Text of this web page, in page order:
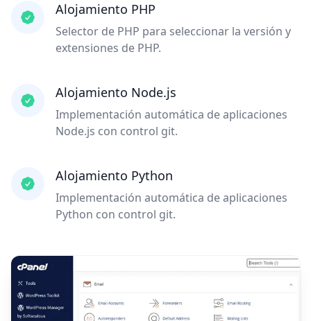
Alojamiento PHP
Selector de PHP para seleccionar la versión y
extensiones de PHP.
Alojamiento Node.js
Implementación automática de aplicaciones
Node.js con control git.
Alojamiento Python
Implementación automática de aplicaciones
Python con control git.